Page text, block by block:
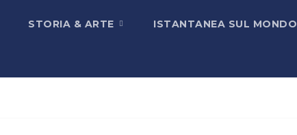
STORIA & ARTE ISTANTANEA SUL MONDO